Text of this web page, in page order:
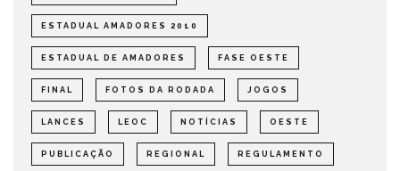
ESTADUAL AMADORES 2010
ESTADUAL DE AMADORES FASE OESTE
FINAL FOTOS DA RODADA JOGOS
LANCES LEOC NOTÍCIAS OESTE
PUBLICAÇÃO REGIONAL REGULAMENTO